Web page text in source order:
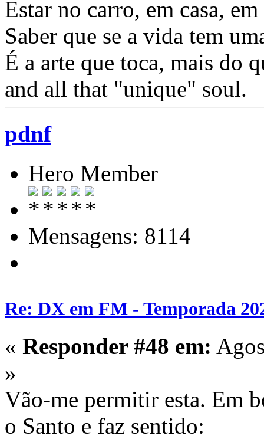
Estar no carro, em casa,
Saber que se a vida tem
É a arte que toca, mais do
and all that "unique" soul.
pdnf
Hero Member
Mensagens: 8114
Re: DX em FM - Temporada
« Responder #48 em:
»
Vão-me permitir esta. Em
o Santo e faz sentido: